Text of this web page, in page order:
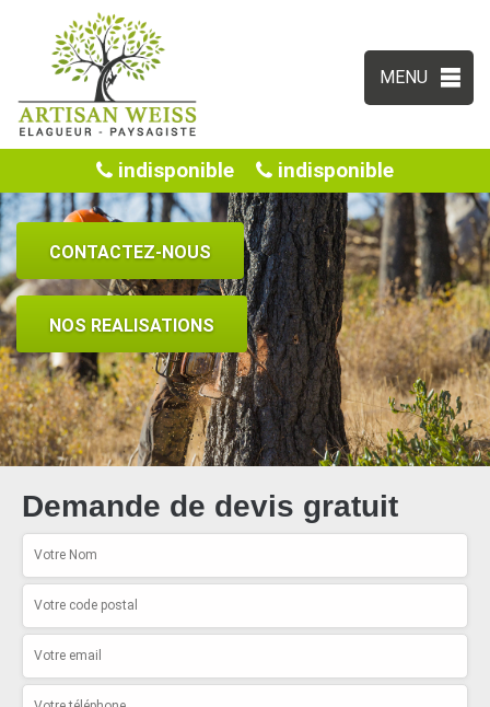
MENU
indisponible indisponible
CONTACTEZ-NOUS
NOS REALISATIONS
Demande de devis gratuit